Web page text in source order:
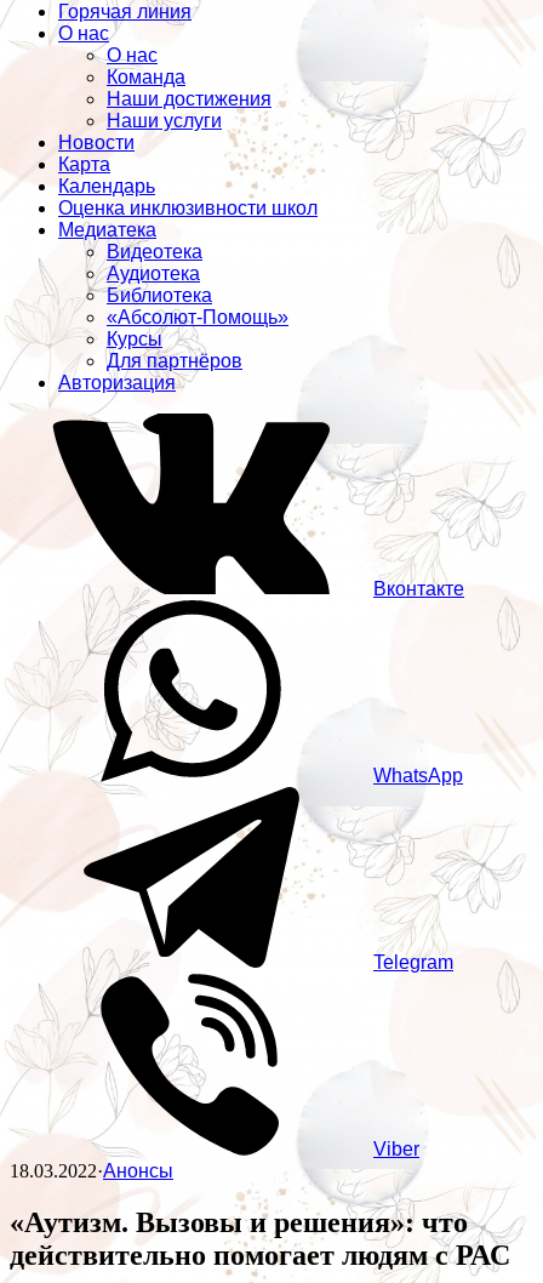
Горячая линия
О нас
О нас
Команда
Наши достижения
Наши услуги
Новости
Карта
Календарь
Оценка инклюзивности школ
Медиатека
Видеотека
Аудиотека
Библиотека
«Абсолют-Помощь»
Курсы
Для партнёров
Авторизация
Вконтакте
WhatsApp
Telegram
Viber
18.03.2022·Анонсы
«Аутизм. Вызовы и решения»: что
действительно помогает людям с РАС